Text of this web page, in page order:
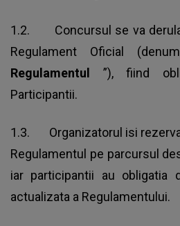
1.2. Concursul se va
Regulament Oficial
Regulamentul ”), fiind
Participantii.
1.3. Organizatorul isi
Regulamentul pe parcursul
iar participantii au obligatia
actualizata a Regulamentului.